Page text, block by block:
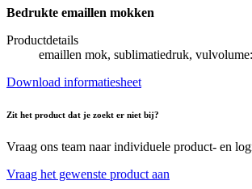
Bedrukte emaillen mokken
Productdetails
emaillen mok, sublimatiedruk,
Download informatiesheet
Zit het product dat je zoekt er niet bij?
Vraag ons team naar individuele product- en
Vraag het gewenste product aan